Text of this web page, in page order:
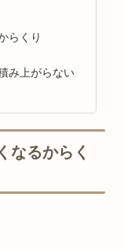
らくり
み上がらない
なるからく